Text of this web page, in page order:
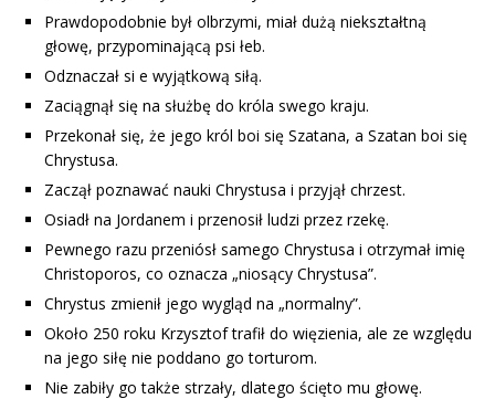
Prawdopodobnie był olbrzymi, miał dużą niekształtną
głowę, przypominającą psi łeb.
Odznaczał si e wyjątkową siłą.
Zaciągnął się na służbę do króla swego kraju.
Przekonał się, że jego król boi się Szatana, a Szatan boi się
Chrystusa.
Zaczął poznawać nauki Chrystusa i przyjął chrzest.
Osiadł na Jordanem i przenosił ludzi przez rzekę.
Pewnego razu przeniósł samego Chrystusa i otrzymał imię
Christoporos, co oznacza „niosący Chrystusa”.
Chrystus zmienił jego wygląd na „normalny”.
Około 250 roku Krzysztof trafił do więzienia, ale ze względu
na jego siłę nie poddano go torturom.
Nie zabiły go także strzały, dlatego ścięto mu głowę.